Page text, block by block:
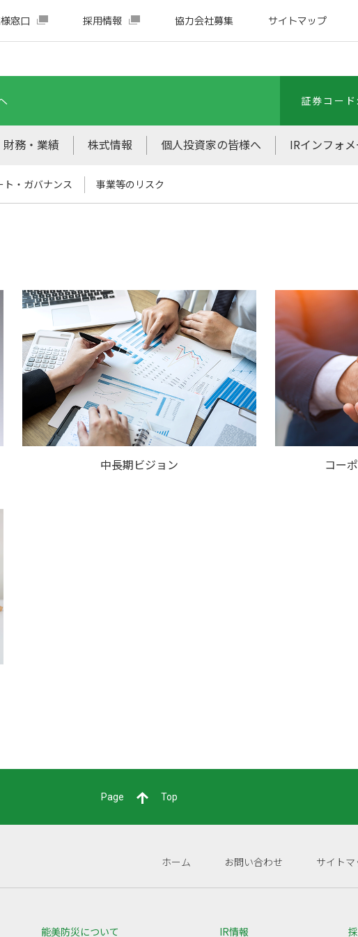
窓口 採用情報 協力会社募集 サイトマップ
証券コー
財務・業績 株式情報 個人投資家の皆様へ IRインフォ
ト・ガバナンス 事業等のリスク
中長期ビジョン コー
Page Top
ホーム お問い合わせ サイト
能美防災について IR情報